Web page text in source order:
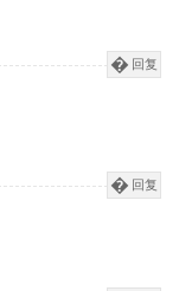
回复
回复